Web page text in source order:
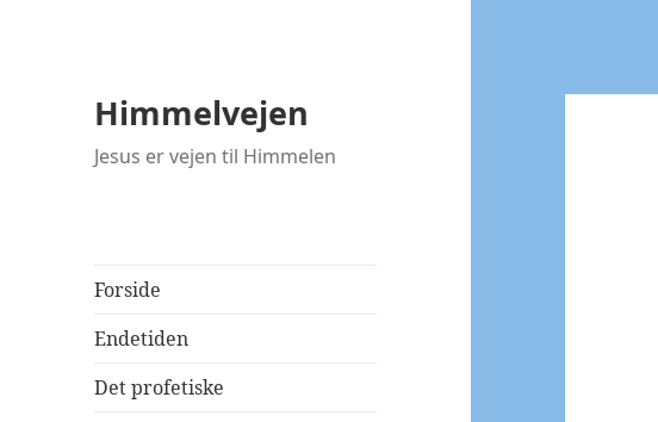
Himmelvejen
Jesus er vejen til Himmelen
Forside
Endetiden
Det profetiske